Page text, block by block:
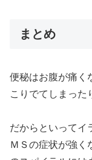
まとめ
便秘はお腹が痛く
こりでてしまった
だからといってイ
ＭＳの症状が強